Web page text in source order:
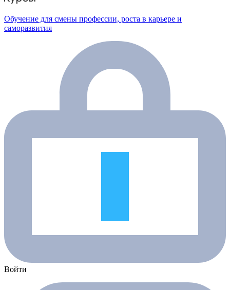
Обучение для смены профессии, роста в карьере и
саморазвития
Войти